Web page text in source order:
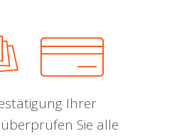
Ihrer
Sie alle